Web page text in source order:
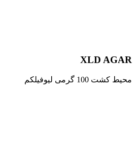
XLD
لیوفیلکم